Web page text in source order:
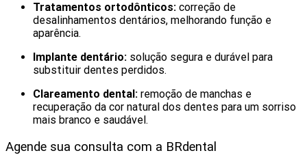
Tratamentos ortodônticos: correção de
desalinhamentos dentários, melhorando função e
aparência.
Implante dentário: solução segura e durável para
substituir dentes perdidos.
Clareamento dental: remoção de manchas e
recuperação da cor natural dos dentes para um sorriso
mais branco e saudável.
Agende sua consulta com a BRdental